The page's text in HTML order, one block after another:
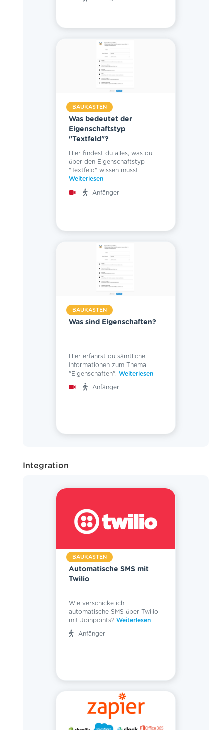
BAUKASTEN
Was bedeutet der
Eigenschaftstyp
"Textfeld"?
Hier findest du alles, was du
über den Eigenschaftstyp
"Textfeld" wissen musst.
Weiterlesen
Anfänger
BAUKASTEN
Was sind Eigenschaften?
Hier erfährst du sämtliche
Informationen zum Thema
"Eigenschaften". Weiterlesen
Anfänger
Integration
BAUKASTEN
Automatische SMS mit
Twilio
Wie verschicke ich
automatische SMS über Twilio
mit Joinpoints? Weiterlesen
Anfänger